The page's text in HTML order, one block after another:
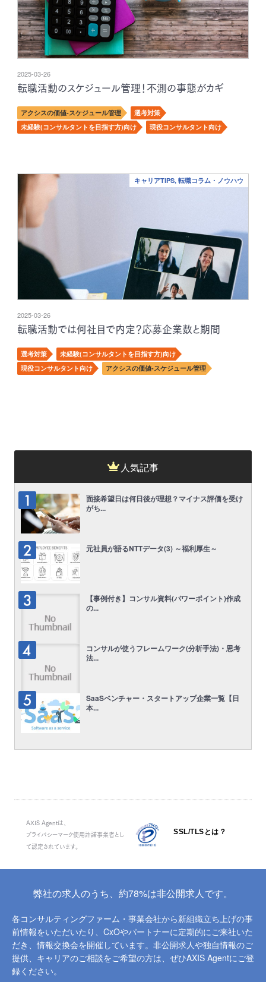
2025-03-26
転職活動のスケジュール管理！不測の事態がカギ
アクシスの価値-スケジュール管理
選考対策
未経験(コンサルタントを目指す方)向け
現役コンサルタント向け
キャリアTIPS, 転職コラム・ノウハウ
2025-03-26
転職活動では何社目で内定？応募企業数と期間
選考対策
未経験(コンサルタントを目指す方)向け
現役コンサルタント向け
アクシスの価値-スケジュール管理
人気記事
面接希望日は何日後が理想？マイナス評価を受け
がち...
元社員が語るNTTデータ(3) ～福利厚生～
【事例付き】コンサル資料(パワーポイント)作成
の...
コンサルが使うフレームワーク(分析手法)・思考
法...
SaaSベンチャー・スタートアップ企業一覧【日
本...
AXIS Agentは、
プライバシーマーク使用許諾事業者とし
て認定されています。
SSL/TLSとは？
弊社の求人のうち、約78%は非公開求人です。
各コンサルティングファーム・事業会社から新組織立ち上げの事
前情報をいただいたり、 CxOやパートナーに定期的にご来社いた
だき、情報交換会を開催しています。 非公開求人や独自情報のご
提供、キャリアのご相談をご希望の方は、ぜひAXIS Agentにご登
録ください。